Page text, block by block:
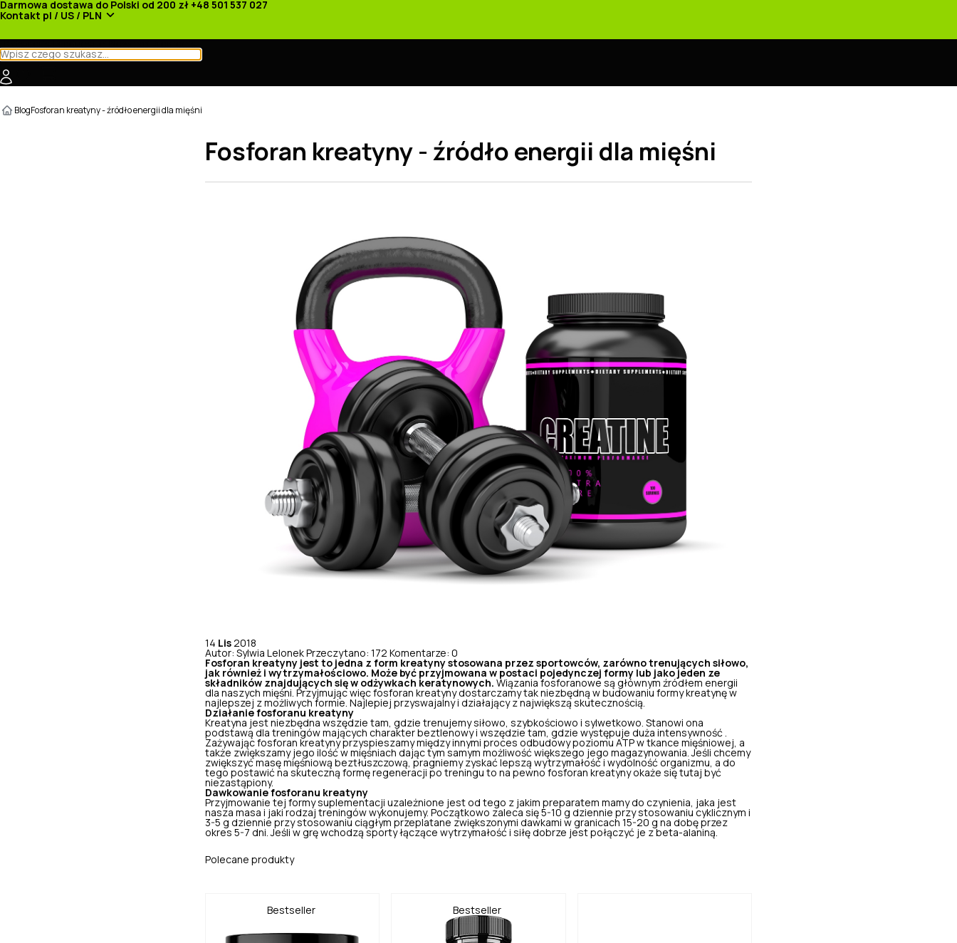
Darmowa dostawa do Polski od 200 zł +48 501 537 027
Kontakt pl / US / PLN
BlogFosforan kreatyny - źródło energii dla mięśni
Fosforan kreatyny - źródło energii dla mięśni
14 Lis 2018
Autor: Sylwia Lelonek Przeczytano: 172 Komentarze: 0
Fosforan kreatyny jest to jedna z form kreatyny stosowana przez sportowców, zarówno trenujących siłowo,
jak również i wytrzymałościowo. Może być przyjmowana w postaci pojedynczej formy lub jako jeden ze
składników znajdujących się w odżywkach keratynowych. Wiązania fosforanowe są głównym źródłem energii
dla naszych mięśni. Przyjmując więc fosforan kreatyny dostarczamy tak niezbędną w budowaniu formy kreatynę w
najlepszej z możliwych formie. Najlepiej przyswajalny i działający z największą skutecznością.
Działanie fosforanu kreatyny
Kreatyna jest niezbędna wszędzie tam, gdzie trenujemy siłowo, szybkościowo i sylwetkowo . Stanowi ona
podstawą dla treningów mających charakter beztlenowy i wszędzie tam, gdzie występuje duża intensywność .
Zażywając fosforan kreatyny przyspieszamy między innymi proces odbudowy poziomu ATP w tkance mięśniowej, a
także zwiększamy jego ilość w mięśniach dając tym samym możliwość większego jego magazynowania. Jeśli chcemy
zwiększyć masę mięśniową beztłuszczową , pragniemy zyskać lepszą wytrzymałość i wydolność organizmu, a do
tego postawić na skuteczną formę regeneracji po treningu to na pewno fosforan kreatyny okaże się tutaj być
niezastąpiony.
Dawkowanie fosforanu kreatyny
Przyjmowanie tej formy suplementacji uzależnione jest od tego z jakim preparatem mamy do czynienia, jaka jest
nasza masa i jaki rodzaj treningów wykonujemy. Początkowo zaleca się 5-10 g dziennie przy stosowaniu cyklicznym i
3-5 g dziennie przy stosowaniu ciągłym przeplatane zwiększonymi dawkami w granicach 15-20 g na dobę przez
okres 5-7 dni. Jeśli w grę wchodzą sporty łączące wytrzymałość i siłę dobrze jest połączyć je z beta-alaniną.
Polecane produkty
Bestseller Bestseller